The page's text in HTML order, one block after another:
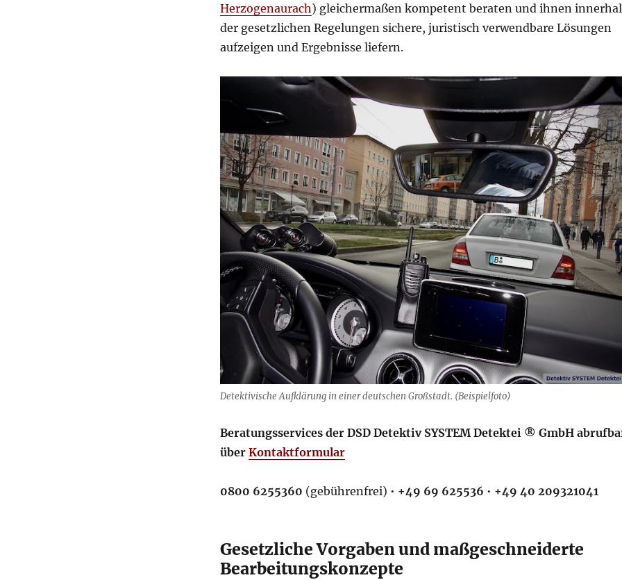
Herzogenaurach) gleichermaßen kompetent beraten und ihnen
der gesetzlichen Regelungen sichere, juristisch verwendbare Lösungen
aufzeigen und Ergebnisse liefern.
Detektivische Aufklärung in einer deutschen Großstadt. (Beispielfoto)
Beratungsservices der DSD Detektiv SYSTEM Detektei ® GmbH
über Kontaktformular
0800 6255360 (gebührenfrei) • +49 69 625536 • +49 40 209321041
Gesetzliche Vorgaben und maßgeschneiderte
Bearbeitungskonzepte